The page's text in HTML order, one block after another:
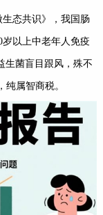
态共识》，我国肠
岁以上中老年人免疫
生菌盲目跟风，殊不
属智商税。